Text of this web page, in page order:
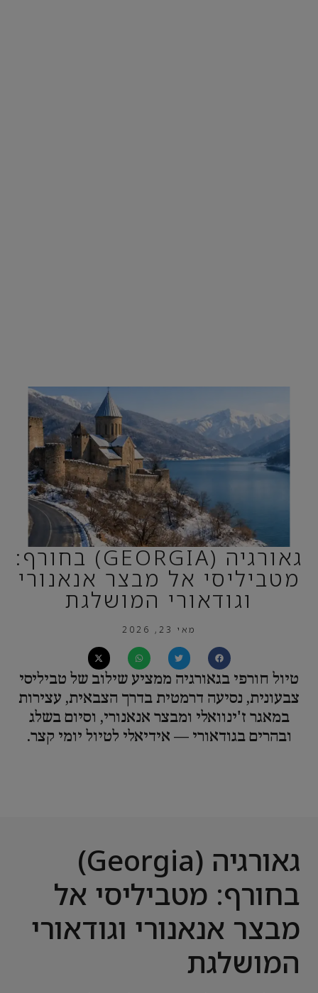
גאורגיה (GEORGIA) בחורף:
מטביליסי אל מבצר אנאנורי
וגודאורי המושלגת
מאי 23, 2026
טיול חורפי בגאורגיה ממציע שילוב של טביליסי
צבעונית, נסיעה דרמטית בדרך הצבאית, עצירות
במאגר ז'ינוואלי ומבצר אנאנורי, וסיום בשלג
ובהרים בגודאורי — אידיאלי לטיול יומי קצר.
גאורגיה (Georgia)
בחורף: מטביליסי אל
מבצר אנאנורי וגודאורי
המושלגת